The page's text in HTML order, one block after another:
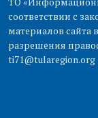
соответствии с
материалов сайта
разрешения
ti71@tularegion.org